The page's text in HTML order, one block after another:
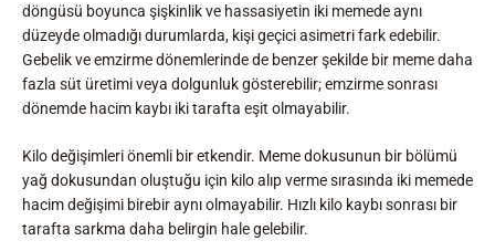
döngüsü boyunca şişkinlik ve hassasiyetin iki memede aynı
düzeyde olmadığı durumlarda, kişi geçici asimetri fark edebilir.
Gebelik ve emzirme dönemlerinde de benzer şekilde bir meme daha
fazla süt üretimi veya dolgunluk gösterebilir; emzirme sonrası
dönemde hacim kaybı iki tarafta eşit olmayabilir.
Kilo değişimleri önemli bir etkendir. Meme dokusunun bir bölümü
yağ dokusundan oluştuğu için kilo alıp verme sırasında iki memede
hacim değişimi birebir aynı olmayabilir. Hızlı kilo kaybı sonrası bir
tarafta sarkma daha belirgin hale gelebilir.